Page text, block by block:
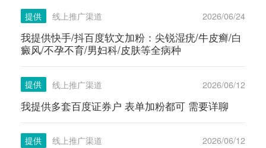
提供 线上推广渠道 2026/06/24
我提供快手/抖百度软文加粉：尖锐湿疣/牛皮癣/白
癜风/不孕不育/男妇科/皮肤等全病种
提供 线上推广渠道 2026/06/12
我提供多套百度证券户 表单加粉都可 需要详聊
提供 线上推广渠道 2026/06/12